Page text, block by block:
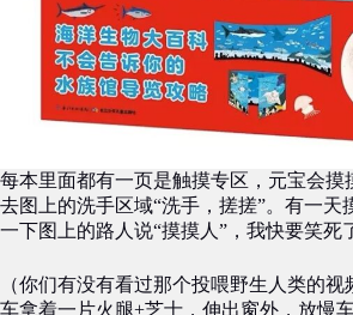
每本里面都有一页是触摸专区，元宝会摸
去图上的洗手区域“洗手，搓搓”。有一天
一下图上的路人说“摸摸人”，我快要笑死
（你们有没有看过那个投喂野生人类的
车拿着一片火腿+芝士，伸出窗外，放慢